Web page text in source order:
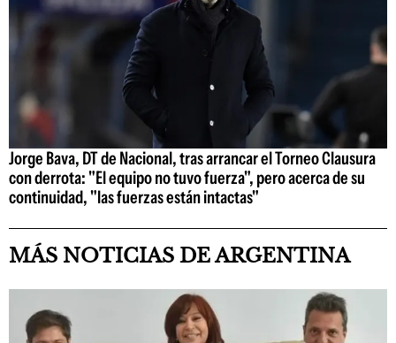
Jorge Bava, DT de Nacional, tras arrancar el Torneo Clausura
con derrota: "El equipo no tuvo fuerza", pero acerca de su
continuidad, "las fuerzas están intactas"
MÁS NOTICIAS DE ARGENTINA